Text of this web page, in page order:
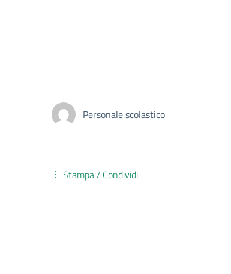
Personale scolastico
Stampa / Condividi